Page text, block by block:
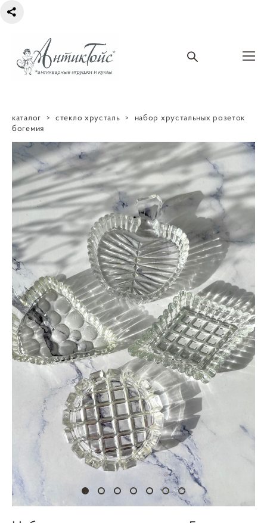
каталог > стекло хрусталь >
набор хрустальных розеток
богемия